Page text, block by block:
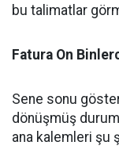
bu talimatlar
Fatura On
​Sene sonu
dönüşmüş
ana kalemleri şu